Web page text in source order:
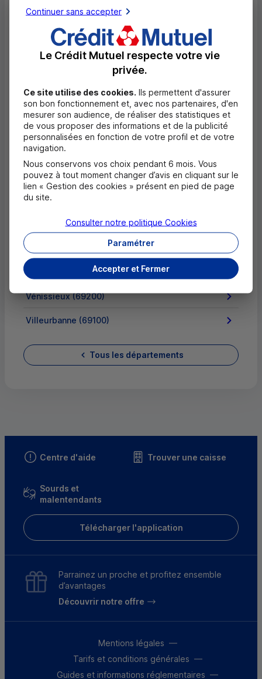
Lyon 5e (69005)
Lyon 6e (69006)
Lyon 7e (69007)
Lyon 9e (69009)
Meyzieu (69330)
Mions (69780)
Neuville-sur-Saône (69250)
Rillieux-la-Pape (69140)
Sainte-Foy-lès-Lyon (69110)
Tarare (69170)
Tassin-la-Demi-Lune (69160)
Vénissieux (69200)
Villeurbanne (69100)
Tous les départements
Centre d'aide Trouver une caisse
Sourds et
malentendants
Télécharger l'application
Parrainez un proche et profitez ensemble
d’avantages
Découvrir notre offre
Mentions légales
Tarifs et conditions générales
Guides et informations réglementaires
Continuer sans accepter
Le Crédit Mutuel respecte votre vie
privée.
Ce site utilise des cookies. Ils permettent d'assurer
son bon fonctionnement et, avec nos partenaires, d'en
mesurer son audience, de réaliser des statistiques et
de vous proposer des informations et de la publicité
personnalisées en fonction de votre profil et de votre
navigation.
Nous conservons vos choix pendant 6 mois. Vous
pouvez à tout moment changer d’avis en cliquant sur le
lien « Gestion des cookies » présent en pied de page
du site.
Accepter et Fermer
Paramétrer
Consulter notre politique Cookies